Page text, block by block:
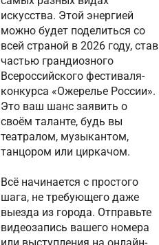
искусства. Этой энергией
можно будет поделиться со
всей страной в 2026 году, став
частью грандиозного
Всероссийского фестиваля-
конкурса «Ожерелье России».
Это ваш шанс заявить о
своём таланте, будь вы
театралом, музыкантом,
танцором или циркачом.
Всё начинается с простого
шага, не требующего даже
выезда из города. Отправьте
видеозапись вашего номера